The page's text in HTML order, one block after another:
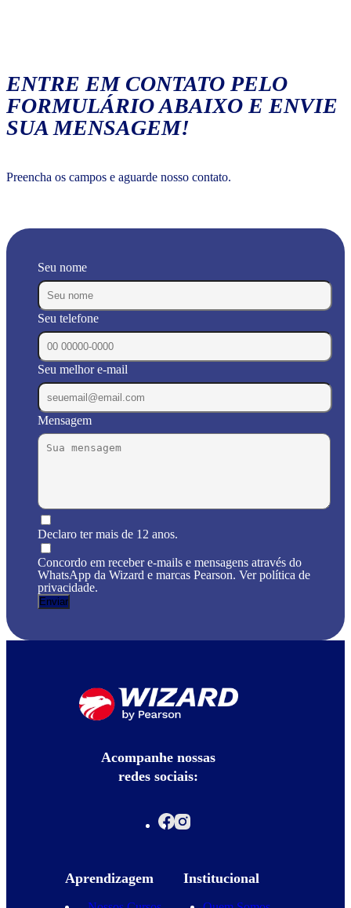
ENTRE EM CONTATO PELO
FORMULÁRIO ABAIXO E ENVIE
SUA MENSAGEM!
Preencha os campos e aguarde nosso contato.
Seu nome
Seu telefone
Seu melhor e-mail
Mensagem
Declaro ter mais de 12 anos.
Concordo em receber e-mails e mensagens através do
WhatsApp da Wizard e marcas Pearson. Ver política de
privacidade.
Acompanhe nossas
redes sociais:
Aprendizagem Institucional